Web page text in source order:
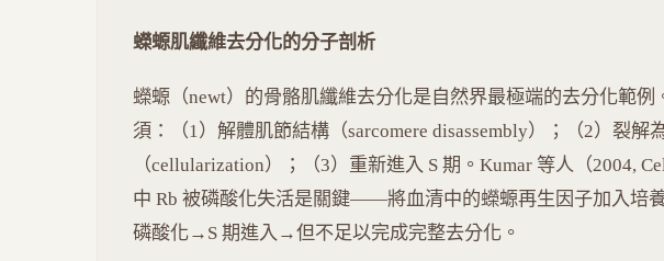
蠑螈肌纖維去分化的分子剖析
蠑螈（newt）的骨骼肌纖維去分化是自然界最極端的去分化範例
須：（1）解體肌節結構（sarcomere disassembly）；（2）裂解
（cellularization）；（3）重新進入 S 期。Kumar 等人（2004,
中 Rb 被磷酸化失活是關鍵——將血清中的蠑螈再生因子加入培
磷酸化→S 期進入→但不足以完成完整去分化。